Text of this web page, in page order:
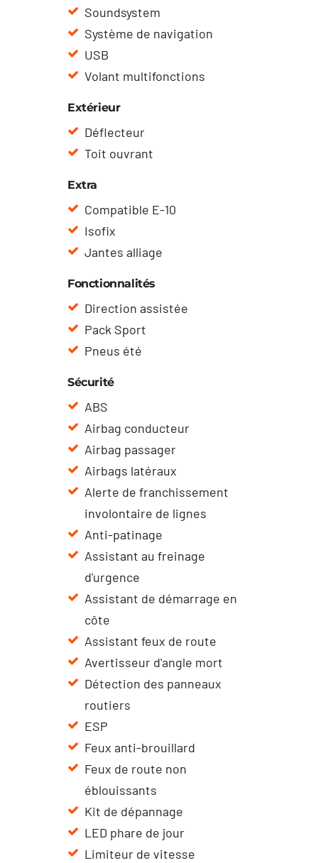
Soundsystem
Système de navigation
USB
Volant multifonctions
Extérieur
Déflecteur
Toit ouvrant
Extra
Compatible E-10
Isofix
Jantes alliage
Fonctionnalités
Direction assistée
Pack Sport
Pneus été
Sécurité
ABS
Airbag conducteur
Airbag passager
Airbags latéraux
Alerte de franchissement
involontaire de lignes
Anti-patinage
Assistant au freinage
d'urgence
Assistant de démarrage en
côte
Assistant feux de route
Avertisseur d'angle mort
Détection des panneaux
routiers
ESP
Feux anti-brouillard
Feux de route non
éblouissants
Kit de dépannage
LED phare de jour
Limiteur de vitesse